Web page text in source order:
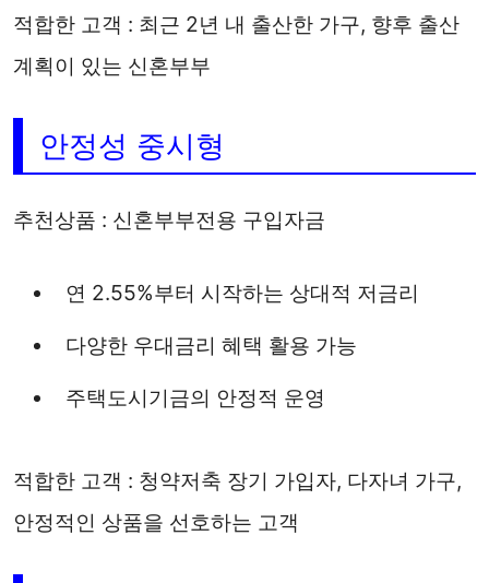
적합한 고객 : 최근 2년 내 출산한 가구, 향후 출산
계획이 있는 신혼부부
안정성 중시형
추천상품 : 신혼부부전용 구입자금
연 2.55%부터 시작하는 상대적 저금리
다양한 우대금리 혜택 활용 가능
주택도시기금의 안정적 운영
적합한 고객 : 청약저축 장기 가입자, 다자녀 가구,
안정적인 상품을 선호하는 고객